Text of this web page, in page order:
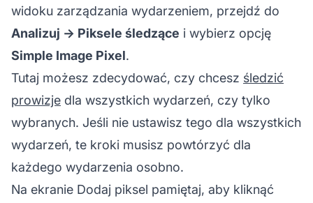
widoku zarządzania wydarzeniem, przejdź do
Analizuj -> Piksele śledzące i wybierz opcję
Simple Image Pixel.
Tutaj możesz zdecydować, czy chcesz śledzić
prowizje dla wszystkich wydarzeń, czy tylko
wybranych. Jeśli nie ustawisz tego dla wszystkich
wydarzeń, te kroki musisz powtórzyć dla
każdego wydarzenia osobno.
Na ekranie Dodaj piksel pamiętaj, aby kliknąć